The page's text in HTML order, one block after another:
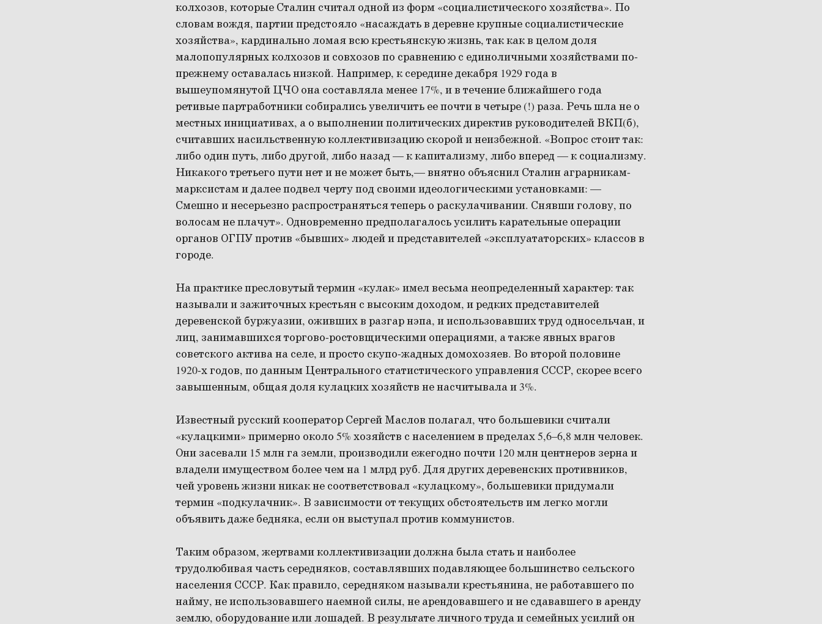
колхозов, которые Сталин считал одной из форм «социалистического хозяйства». По
словам вождя, партии предстояло «насаждать в деревне крупные социалистические
хозяйства», кардинально ломая всю крестьянскую жизнь, так как в целом доля
малопопулярных колхозов и совхозов по сравнению с единоличными хозяйствами по-
прежнему оставалась низкой. Например, к середине декабря 1929 года в
вышеупомянутой ЦЧО она составляла менее 17%, и в течение ближайшего года
ретивые партработники собирались увеличить ее почти в четыре (!) раза. Речь шла не о
местных инициативах, а о выполнении политических директив руководителей ВКП(б),
считавших насильственную коллективизацию скорой и неизбежной. «Вопрос стоит так:
либо один путь, либо другой, либо назад — к капитализму, либо вперед — к социализму.
Никакого третьего пути нет и не может быть,— внятно объяснил Сталин аграрникам-
марксистам и далее подвел черту под своими идеологическими установками: —
Смешно и несерьезно распространяться теперь о раскулачивании. Снявши голову, по
волосам не плачут». Одновременно предполагалось усилить карательные операции
органов ОГПУ против «бывших» людей и представителей «эксплуататорских» классов в
городе.
На практике пресловутый термин «кулак» имел весьма неопределенный характер: так
называли и зажиточных крестьян с высоким доходом, и редких представителей
деревенской буржуазии, оживших в разгар нэпа, и использовавших труд односельчан, и
лиц, занимавшихся торгово-ростовщическими операциями, а также явных врагов
советского актива на селе, и просто скупо-жадных домохозяев. Во второй половине
1920-х годов, по данным Центрального статистического управления СССР, скорее всего
завышенным, общая доля кулацких хозяйств не насчитывала и 3%.
Известный русский кооператор Сергей Маслов полагал, что большевики считали
«кулацкими» примерно около 5% хозяйств с населением в пределах 5,6–6,8 млн человек.
Они засевали 15 млн га земли, производили ежегодно почти 120 млн центнеров зерна и
владели имуществом более чем на 1 млрд руб. Для других деревенских противников,
чей уровень жизни никак не соответствовал «кулацкому», большевики придумали
термин «подкулачник». В зависимости от текущих обстоятельств им легко могли
объявить даже бедняка, если он выступал против коммунистов.
Таким образом, жертвами коллективизации должна была стать и наиболее
трудолюбивая часть середняков, составлявших подавляющее большинство сельского
населения СССР. Как правило, середняком называли крестьянина, не работавшего по
найму, не использовавшего наемной силы, не арендовавшего и не сдававшего в аренду
землю, оборудование или лошадей. В результате личного труда и семейных усилий он